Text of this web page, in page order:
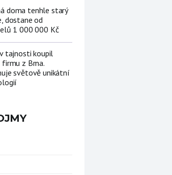
doma tenhle starý
dostane od
1 000 000 Kč
tajnosti koupil
z Brna.
světově unikátní